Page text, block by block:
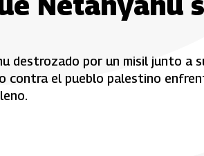
destrozado por un misil junto a
contra el pueblo palestino